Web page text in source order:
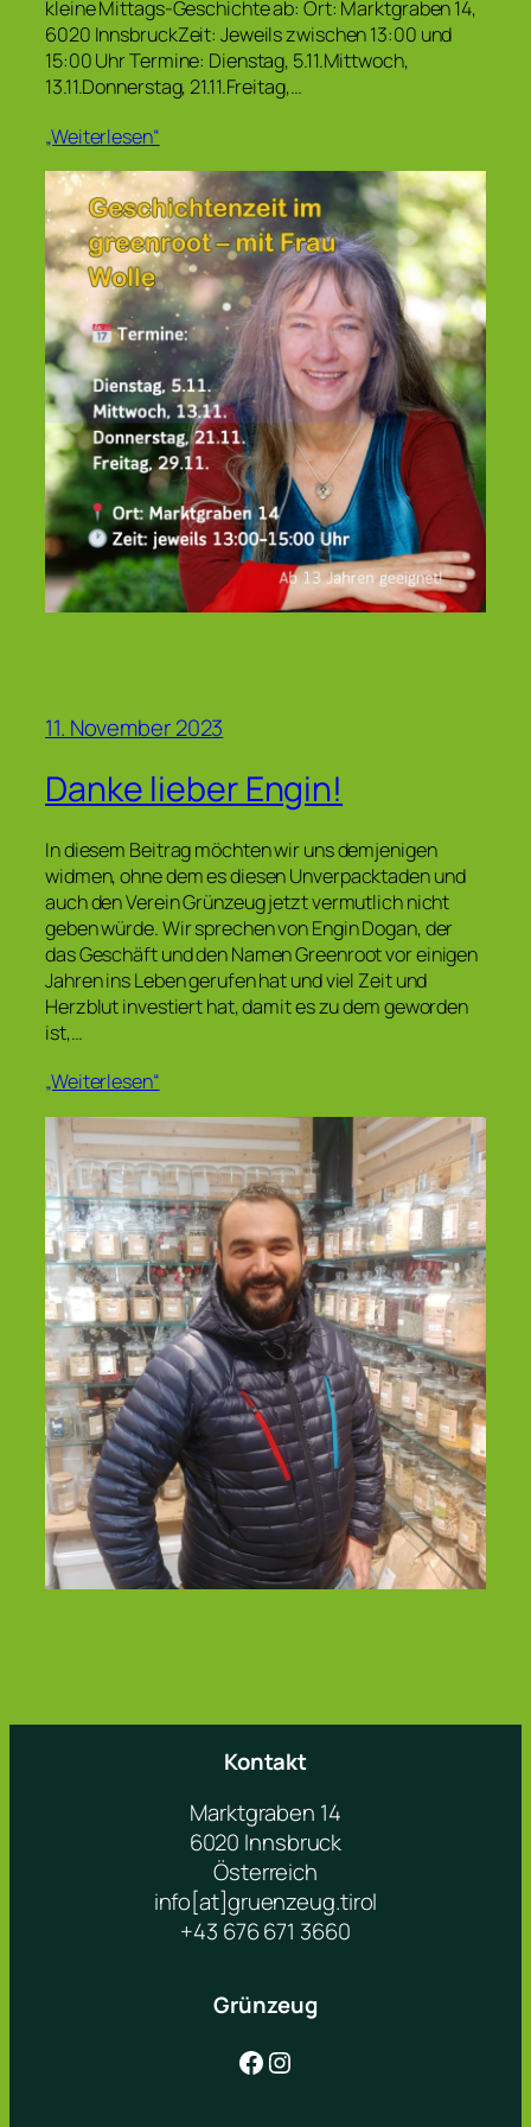
kleine Mittags-Geschichte ab: Ort: Marktgraben 14,
6020 InnsbruckZeit: Jeweils zwischen 13:00 und
15:00 Uhr Termine: Dienstag, 5.11.Mittwoch,
13.11.Donnerstag, 21.11.Freitag,…
„Weiterlesen“
11. November 2023
Danke lieber Engin!
In diesem Beitrag möchten wir uns demjenigen
widmen, ohne dem es diesen Unverpacktaden und
auch den Verein Grünzeug jetzt vermutlich nicht
geben würde. Wir sprechen von Engin Dogan, der
das Geschäft und den Namen Greenroot vor einigen
Jahren ins Leben gerufen hat und viel Zeit und
Herzblut investiert hat, damit es zu dem geworden
ist,…
„Weiterlesen“
Kontakt
Marktgraben 14
6020 Innsbruck
Österreich
info[at]gruenzeug.tirol
+43 676 671 3660
Grünzeug
Facebook Instagram